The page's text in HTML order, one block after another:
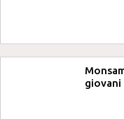
giovani